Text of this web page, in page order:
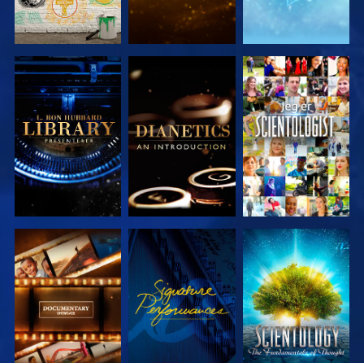
UTFORSK
SERIEN
UTFORSK
SERIEN
SE
UTFORSK
SERIEN
SE
UTFORSK
SERIEN